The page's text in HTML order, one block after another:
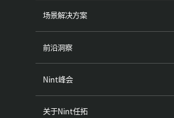
场景解决方案
前沿洞察
Nint峰会
关于Nint任拓